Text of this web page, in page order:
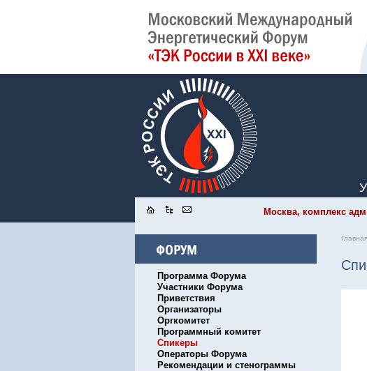
Москва, комплекс
Программа Форума
Участники Форума
Приветствия
Организаторы
Оргкомитет
Программный комитет
Спикеры
Операторы Форума
Рекомендации и стенограммы
Главная